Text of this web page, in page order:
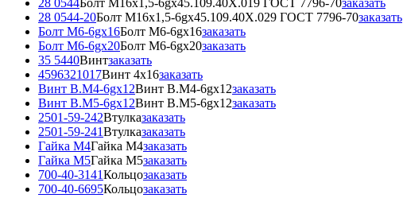
28 0544Болт М16х1,5-6gх45.109.40Х.019 ГОСТ 7796-70заказать
28 0544-20Болт М16х1,5-6gх45.109.40Х.029 ГОСТ 7796-70заказать
Болт М6-6gx16Болт М6-6gx16заказать
Болт М6-6gx20Болт М6-6gx20заказать
35 5440Винтзаказать
4596321017Винт 4x16заказать
Винт В.М4-6gx12Винт В.М4-6gx12заказать
Винт В.М5-6gx12Винт В.М5-6gx12заказать
2501-59-242Втулказаказать
2501-59-241Втулказаказать
Гайка М4Гайка М4заказать
Гайка М5Гайка М5заказать
700-40-3141Кольцозаказать
700-40-6695Кольцозаказать